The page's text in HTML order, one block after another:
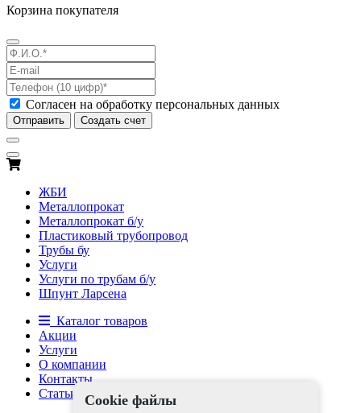
Корзина покупателя
Согласен на обработку персональных данных
Отправить Создать счет
ЖБИ
Металлопрокат
Металлопрокат б/у
Пластиковый трубопровод
Трубы бу
Услуги
Услуги по трубам б/у
Шпунт Ларсена
Каталог товаров
Акции
Услуги
О компании
Контакты
Статьи
Cookie файлы